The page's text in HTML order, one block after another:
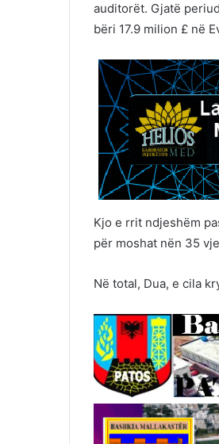
auditorët. Gjatë
bëri 17.9 milion £ në
Kjo e rrit ndjeshëm
për moshat nën 35
Në total, Dua, e cila